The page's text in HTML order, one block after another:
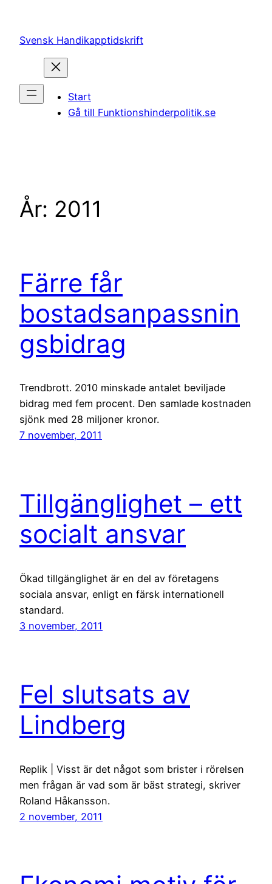
innehåll
Svensk Handikapptidskrift
Start
Gå till Funktionshinderpolitik.se
År: 2011
Färre får
bostadsanpassnin
gsbidrag
Trendbrott. 2010 minskade antalet beviljade
bidrag med fem procent. Den samlade kostnaden
sjönk med 28 miljoner kronor.
7 november, 2011
Tillgänglighet – ett
socialt ansvar
Ökad tillgänglighet är en del av företagens
sociala ansvar, enligt en färsk internationell
standard.
3 november, 2011
Fel slutsats av
Lindberg
Replik | Visst är det något som brister i rörelsen
men frågan är vad som är bäst strategi, skriver
Roland Håkansson.
2 november, 2011